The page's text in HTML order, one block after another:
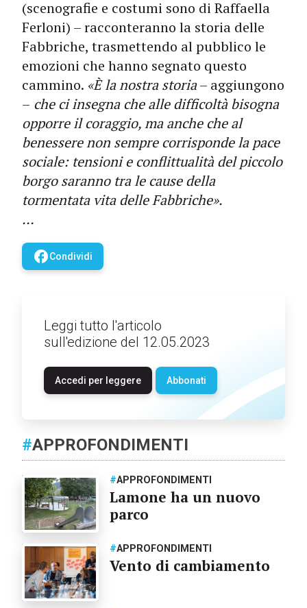
(scenografie e costumi sono di Raffaella
Ferloni) – racconteranno la storia delle
Fabbriche, trasmettendo al pubblico le
emozioni che hanno segnato questo
cammino. «È la nostra storia– aggiungono
– che ci insegna che alle difficoltà bisogna
opporre il coraggio, ma anche che al
benessere non sempre corrisponde la pace
sociale: tensioni e conflittualità del piccolo
borgo saranno tra le cause della
tormentata vita delle Fabbriche».
…
facebookCondividi
Leggi tutto l'articolo
sull'edizione del 12.05.2023
Accedi per leggere Abbonati
#APPROFONDIMENTI
#APPROFONDIMENTI
Lamone ha un nuovo
parco
#APPROFONDIMENTI
Vento di cambiamento